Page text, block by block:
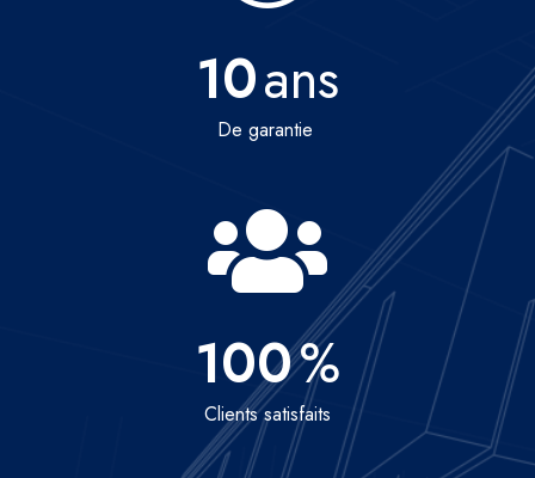
10ans
De garantie
100%
Clients satisfaits